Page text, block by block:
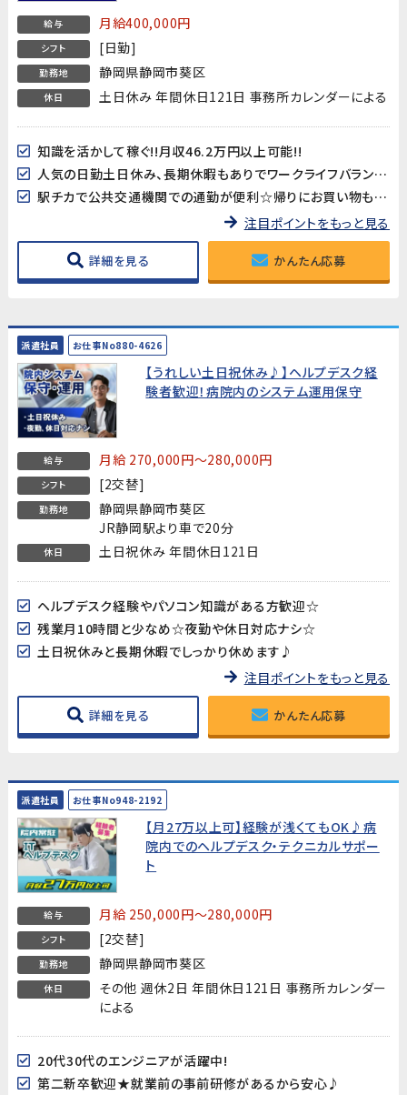
給与 月給400,000円
シフト [日勤]
勤務地 静岡県静岡市葵区
休日 土日休み 年間休日121日 事務所カレンダーによる
知識を活かして稼ぐ!!月収46.2万円以上可能!!
人気の日勤土日休み、長期休暇もありでワークライフバランスが保てる♪
駅チカで公共交通機関での通勤が便利☆帰りにお買い物もできちゃいます◎
注目ポイントをもっと見る
詳細を見る かんたん応募
派遣社員 お仕事No880-4626
【うれしい土日祝休み♪】ヘルプデスク経
験者歓迎！病院内のシステム運用保守
給与 月給 270,000円～280,000円
シフト [2交替]
勤務地
静岡県静岡市葵区
JR静岡駅より車で20分
休日 土日祝休み 年間休日121日
ヘルプデスク経験やパソコン知識がある方歓迎☆
残業月10時間と少なめ☆夜勤や休日対応ナシ☆
土日祝休みと長期休暇でしっかり休めます♪
注目ポイントをもっと見る
詳細を見る かんたん応募
派遣社員 お仕事No948-2192
【月27万以上可】経験が浅くてもOK♪病
院内でのヘルプデスク・テクニカルサポー
ト
給与 月給 250,000円～280,000円
シフト [2交替]
勤務地 静岡県静岡市葵区
休日
その他 週休2日 年間休日121日 事務所カレンダー
による
20代30代のエンジニアが活躍中!
第二新卒歓迎★就業前の事前研修があるから安心♪